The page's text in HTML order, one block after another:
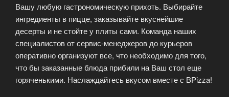
Вашу любую гастрономическую прихоть. Выбирайте
ингредиенты в пицце, заказывайте вкуснейшие
десерты и не стойте у плиты сами. Команда наших
специалистов от сервис-менеджеров до курьеров
оперативно организуют все, что необходимо для того,
что бы заказанные блюда прибили на Ваш стол еще
горяченькими. Наслаждайтесь вкусом вместе с BPizza!